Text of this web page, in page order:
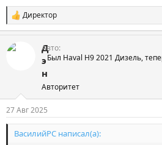
С
и
п
:
Директор
Д
э
н
Авторитет
Авто
Был Haval H9 2021 Дизель,
27 Авг 2025
ВасилийРС написал(а):